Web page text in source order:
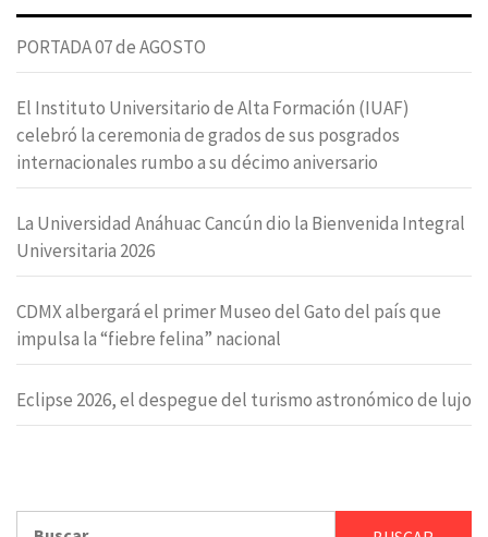
PORTADA 07 de AGOSTO
El Instituto Universitario de Alta Formación (IUAF)
celebró la ceremonia de grados de sus posgrados
internacionales rumbo a su décimo aniversario
La Universidad Anáhuac Cancún dio la Bienvenida Integral
Universitaria 2026
CDMX albergará el primer Museo del Gato del país que
impulsa la “fiebre felina” nacional
Eclipse 2026, el despegue del turismo astronómico de lujo